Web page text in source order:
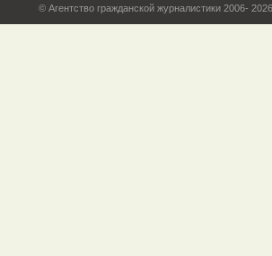
© Агентство гражданской журналистики 2006-